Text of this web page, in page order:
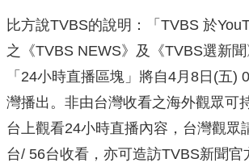
比方說TVBS的說明：「TVBS 於
之《TVBS NEWS》及《TVBS選新
「24小時直播區塊」將自4月8日(五)
灣播出。非由台灣收看之海外觀眾可
台上觀看24小時直播內容，台灣觀眾
台/ 56台收看，亦可造訪TVBS新聞官